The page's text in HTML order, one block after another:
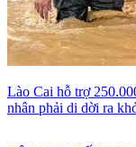
Lào Cai hỗ trợ
nhân phải di dời ra